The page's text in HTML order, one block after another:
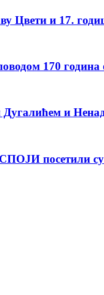
Цвети и 17.
170
и
посетили